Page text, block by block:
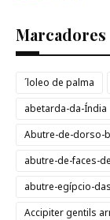
Marcadores
´loleo de palma
abetarda-da-Índia
Abutre-de-dorso-
abutre-de-faces-
abutre-egípcio-
Accipiter gentils